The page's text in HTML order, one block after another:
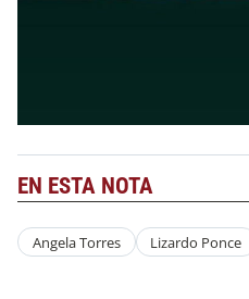
EN ESTA NOTA
Angela Torres Lizardo Ponce